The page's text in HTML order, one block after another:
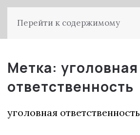
Перейти к содержимому
Метка: уголовная
ответственность
уголовная ответственность